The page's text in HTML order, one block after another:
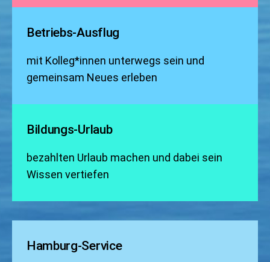
Betriebs-Ausflug
mit Kolleg*innen unterwegs sein und
gemeinsam Neues erleben
Bildungs-Urlaub
bezahlten Urlaub machen und dabei sein
Wissen vertiefen
Hamburg-Service